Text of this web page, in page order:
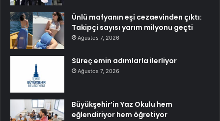
Ünlü mafyanın eşi cezaevinden çıktı:
Takipçi sayısı yarım milyonu geçti
Ağustos 7, 2026
Süreç emin adımlarla ilerliyor
Ağustos 7, 2026
Büyükşehir’in Yaz Okulu hem
eğlendiriyor hem öğretiyor